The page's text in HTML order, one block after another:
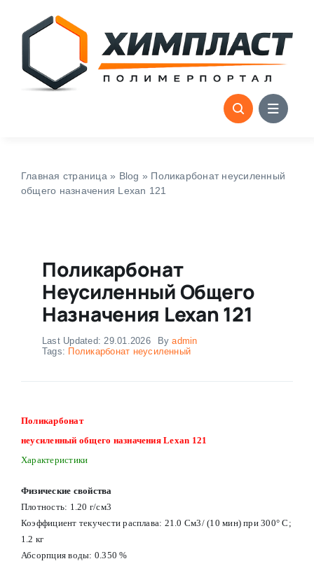
content
Главная страница » Blog » Поликарбонат неусиленный
общего назначения Lexan 121
Поликарбонат
Неусиленный Общего
Назначения Lexan 121
Last Updated: 29.01.2026 Byadmin
Tags: Поликарбонат неусиленный
Поликарбонат
неусиленный общего назначения Lexan 121
Характеристики
Физические свойства
Плотность: 1.20 г/см3
Коэффициент текучести расплава: 21.0 См3/ (10 мин) при 300° С;
1.2 кг
Абсорпция воды: 0.350 %